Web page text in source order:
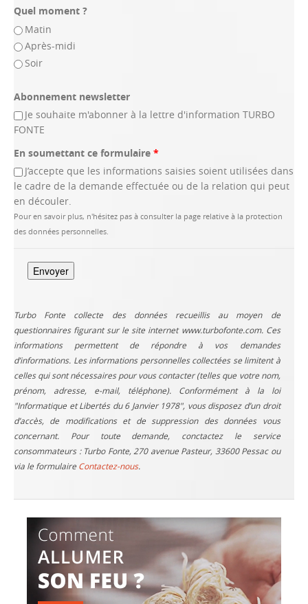
Quel moment ?
Matin
Après-midi
Soir
Abonnement newsletter
Je souhaite m'abonner à la lettre d'information TURBO
FONTE
En soumettant ce formulaire *
J’accepte que les informations saisies soient utilisées dans
le cadre de la demande effectuée ou de la relation qui peut
en découler.
Pour en savoir plus, n'hésitez pas à consulter la page relative à la protection
des données personnelles.
Turbo Fonte collecte des données recueillis au moyen de
questionnaires figurant sur le site internet www.turbofonte.com. Ces
informations permettent de répondre à vos demandes
d’informations. Les informations personnelles collectées se limitent à
celles qui sont nécessaires pour vous contacter (telles que votre nom,
prénom, adresse, e-mail, téléphone). Conformément à la loi
"Informatique et Libertés du 6 Janvier 1978", vous disposez d’un droit
d’accès, de modifications et de suppression des données vous
concernant. Pour toute demande, conctactez le service
consommateurs : Turbo Fonte, 270 avenue Pasteur, 33600 Pessac ou
via le formulaire Contactez-nous.